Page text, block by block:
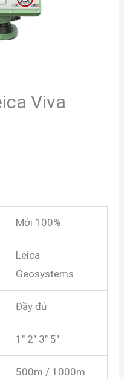
Viva
Mới 100%
Leica
Geosystems
Đầy đủ
1″ 2″ 3″ 5″
500m / 1000m